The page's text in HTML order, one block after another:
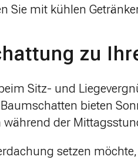
Sie mit kühlen
zu
Sitz- und
bieten
der
setzen